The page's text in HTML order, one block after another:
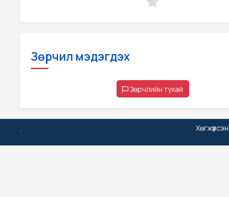
Зөрчил мэдэгдэх
Зөрчлийн тухай
.